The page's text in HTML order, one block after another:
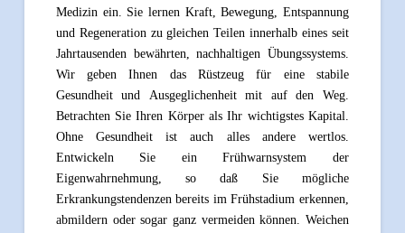
Medizin ein. Sie lernen Kraft, Bewegung, Entspannung
und Regeneration zu gleichen Teilen innerhalb eines seit
Jahrtausenden bewährten, nachhaltigen Übungssystems.
Wir geben Ihnen das Rüstzeug für eine stabile
Gesundheit und Ausgeglichenheit mit auf den Weg.
Betrachten Sie Ihren Körper als Ihr wichtigstes Kapital.
Ohne Gesundheit ist auch alles andere wertlos.
Entwickeln Sie ein Frühwarnsystem der
Eigenwahrnehmung, so daß Sie mögliche
Erkrankungstendenzen bereits im Frühstadium erkennen,
abmildern oder sogar ganz vermeiden können. Weichen